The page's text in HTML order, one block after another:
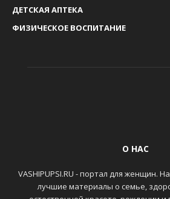
ДЕТСКАЯ АПТЕКА
ФИЗИЧЕСКОЕ ВОСПИТАНИЕ
О НАС
VASHIPUPSI.RU - портал для женщин.
лучшие материалы о семье,